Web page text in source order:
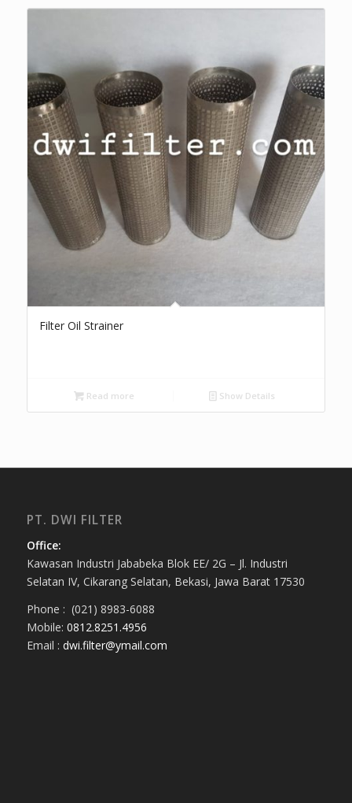
Filter Oil Strainer
Read more Show Details
PT. DWI FILTER
Office:
Kawasan Industri Jababeka Blok EE/ 2G – Jl. Industri
Selatan IV, Cikarang Selatan, Bekasi, Jawa Barat 17530
Phone : (021) 8983-6088
Mobile: 0812.8251.4956
Email : dwi.filter@ymail.com